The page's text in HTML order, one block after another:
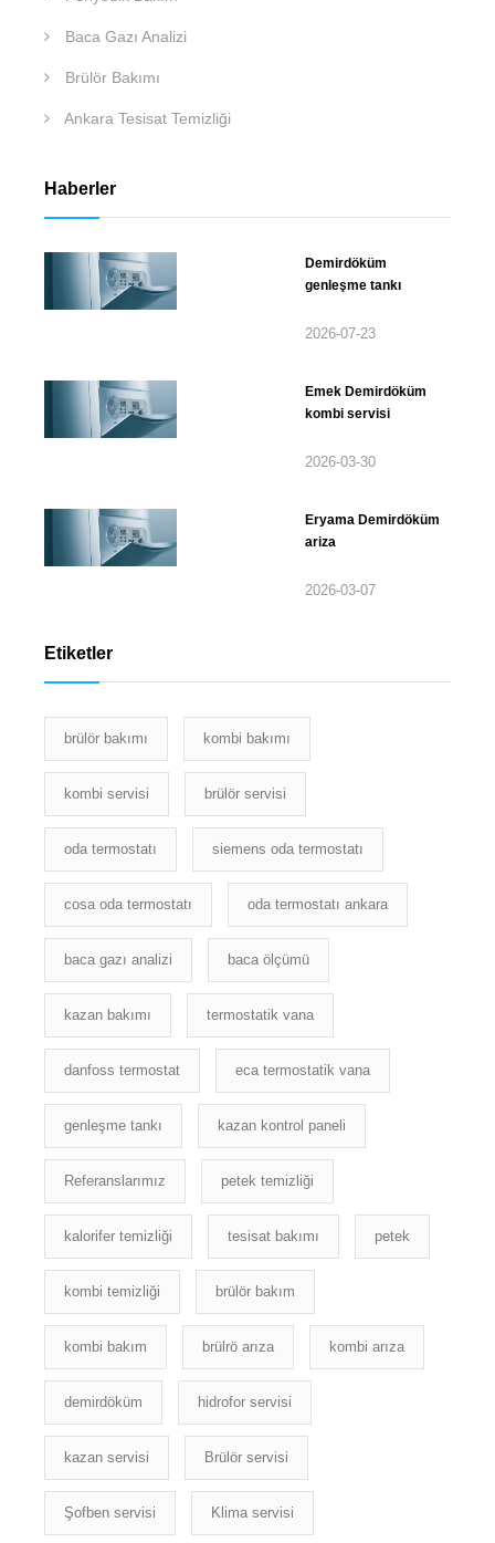
Baca Gazı Analizi
Brülör Bakımı
Ankara Tesisat Temizliği
Haberler
Demirdöküm
genleşme tankı
2026-07-23
Emek Demirdöküm
kombi servisi
2026-03-30
Eryama Demirdöküm
ariza
2026-03-07
Etiketler
brülör bakımı kombi bakımı
kombi servisi brülör servisi
oda termostatı siemens oda termostatı
cosa oda termostatı oda termostatı ankara
baca gazı analizi baca ölçümü
kazan bakımı termostatik vana
danfoss termostat eca termostatik vana
genleşme tankı kazan kontrol paneli
Referanslarımız petek temizliği
kalorifer temizliği tesisat bakımı petek
kombi temizliği brülör bakım
kombi bakım brülrö arıza kombi arıza
demirdöküm hidrofor servisi
kazan servisi Brülör servisi
Şofben servisi Klima servisi